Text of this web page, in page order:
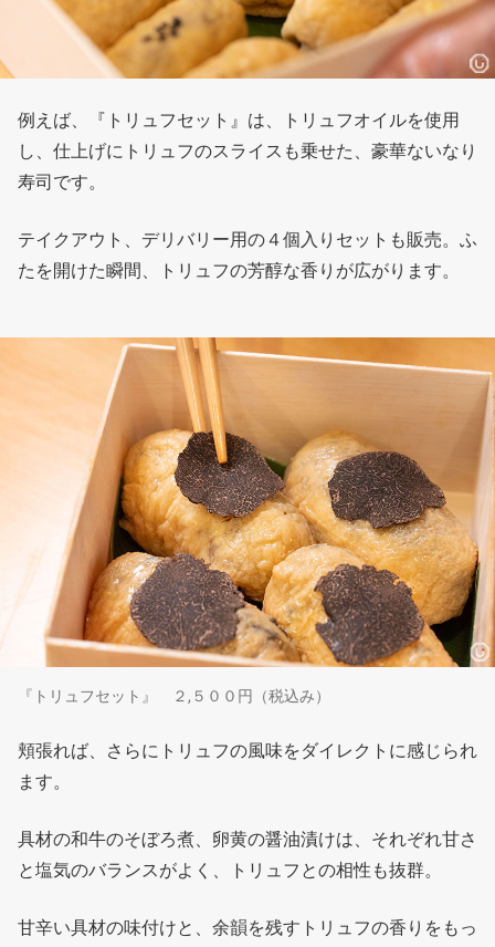
例えば、『トリュフセット』は、トリュフオイルを使用
し、仕上げにトリュフのスライスも乗せた、豪華ないなり
寿司です。
テイクアウト、デリバリー用の４個入りセットも販売。ふ
たを開けた瞬間、トリュフの芳醇な香りが広がります。
『トリュフセット』 ２,５００円（税込み）
頬張れば、さらにトリュフの風味をダイレクトに感じられ
ます。
具材の和牛のそぼろ煮、卵黄の醤油漬けは、それぞれ甘さ
と塩気のバランスがよく、トリュフとの相性も抜群。
甘辛い具材の味付けと、余韻を残すトリュフの香りをもっ